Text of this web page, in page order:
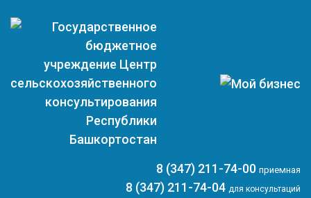
8 (347) 211-74-00 приемная
8 (347) 211-74-04 для консультаций